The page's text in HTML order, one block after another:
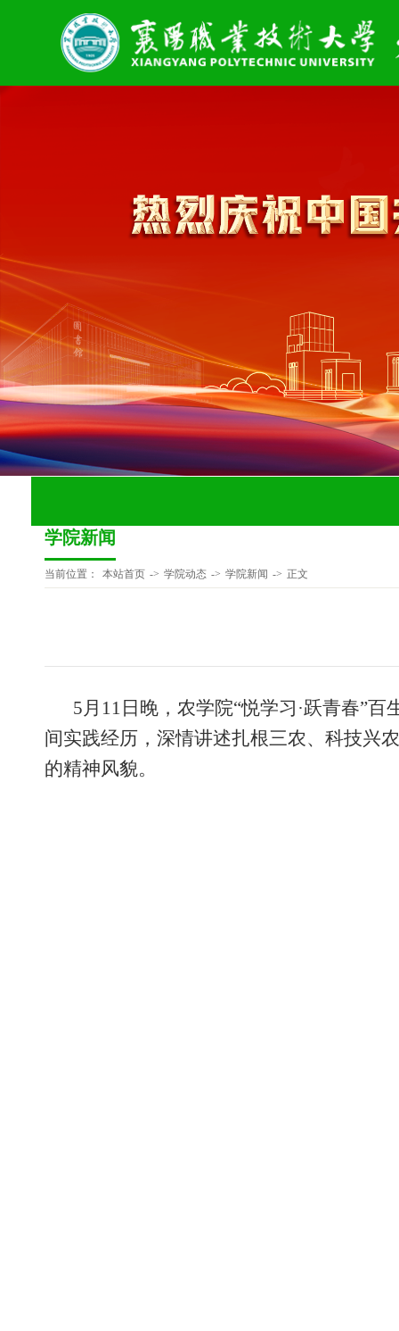
学院新闻
当前位置： 本站首页 -> 学院动态 -> 学院新闻 -> 正文
5月11日晚，农学院“悦学习·跃青春”
间实践经历，深情讲述扎根三农、科技兴
的精神风貌。